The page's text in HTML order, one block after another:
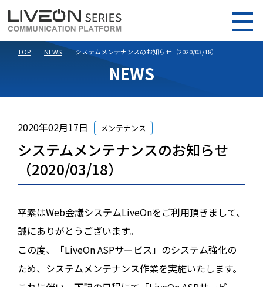
TOP NEWS システムメンテナンスのお知らせ（2020/03/18）
NEWS
2020年02月17日 メンテナンス
システムメンテナンスのお知らせ
（2020/03/18）
平素はWeb会議システムLiveOnをご利用頂きまして、
誠にありがとうございます。
この度、「LiveOn ASPサービス」のシステム強化の
ため、システムメンテナンス作業を実施いたします。